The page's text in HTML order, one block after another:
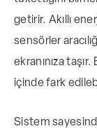
getirir. Akıllı
sensörler
ekranınıza
içinde fark
Sistem